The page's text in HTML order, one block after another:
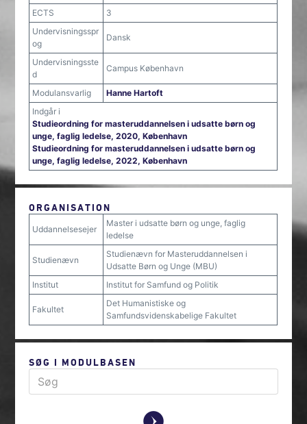
ECTS
3
Undervisningsspr
og
Dansk
Undervisningsste
d
Campus København
Modulansvarlig
Hanne Hartoft
Indgår i
Studieordning for masteruddannelsen i udsatte børn og
unge, faglig ledelse, 2020, København
Studieordning for masteruddannelsen i udsatte børn og
unge, faglig ledelse, 2022, København
ORGANISATION
Uddannelsesejer
Master i udsatte børn og unge, faglig
ledelse
Studienævn
Studienævn for Masteruddannelsen i
Udsatte Børn og Unge (MBU)
Institut
Institut for Samfund og Politik
Fakultet
Det Humanistiske og
Samfundsvidenskabelige Fakultet
SØG I MODULBASEN